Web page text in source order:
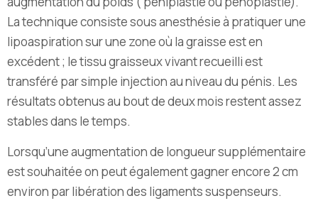
La technique consiste sous anesthésie à pratiquer une
lipoaspiration sur une zone où la graisse est en
excédent ; le tissu graisseux vivant recueilli est
transféré par simple injection au niveau du pénis. Les
résultats obtenus au bout de deux mois restent assez
stables dans le temps.
Lorsqu’une augmentation de longueur supplémentaire
est souhaitée on peut également gagner encore 2 cm
environ par libération des ligaments suspenseurs.